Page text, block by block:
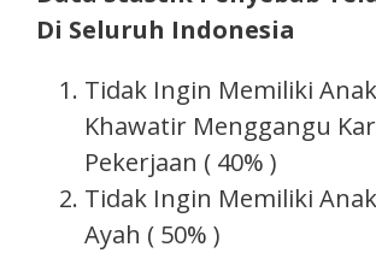
Di Seluruh Indonesia
Tidak Ingin Memiliki
Khawatir Menggangu
Pekerjaan ( 40% )
Tidak Ingin Memiliki
Ayah ( 50% )